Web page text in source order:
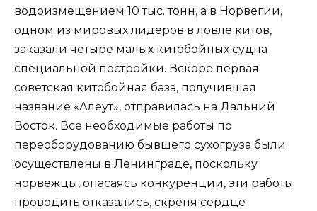
водоизмещением 10 тыс. тонн, а в Норвегии,
одном из мировых лидеров в ловле китов,
заказали четыре малых китобойных судна
специальной постройки. Вскоре первая
советская китобойная база, получившая
название «Алеут», отправилась на Дальний
Восток. Все необходимые работы по
переоборудованию бывшего сухогруза были
осуществлены в Ленинграде, поскольку
норвежцы, опасаясь конкуренции, эти работы
проводить отказались, скрепя сердце